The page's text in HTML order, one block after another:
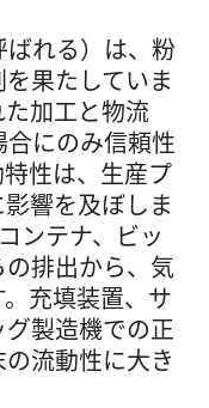
れる）は、粉
果たしていま
加工と物流
にのみ信頼性
性は、生産プ
響を及ぼしま
ンテナ、ビッ
排出から、気
充填装置、サ
製造機での正
流動性に大き